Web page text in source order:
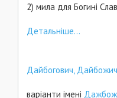
2) мила для Богині
Детальніше...
Дайбогович, Дайбожич
варіанти імені